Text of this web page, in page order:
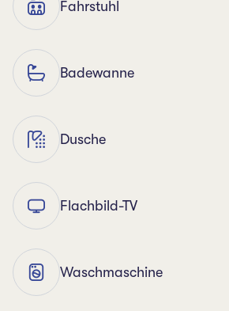
Fahrstuhl
Badewanne
Dusche
Flachbild-TV
Waschmaschine